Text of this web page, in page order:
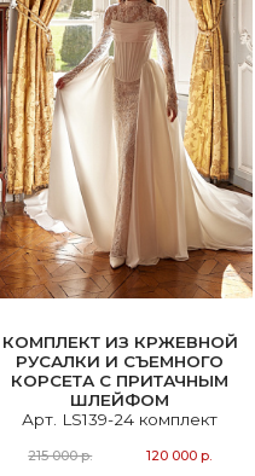
КОМПЛЕКТ ИЗ КРЖЕВНОЙ
РУСАЛКИ И СЪЕМНОГО
КОРСЕТА С ПРИТАЧНЫМ
ШЛЕЙФОМ
Арт. LS139-24 комплект
215 000 р. 120 000 р.